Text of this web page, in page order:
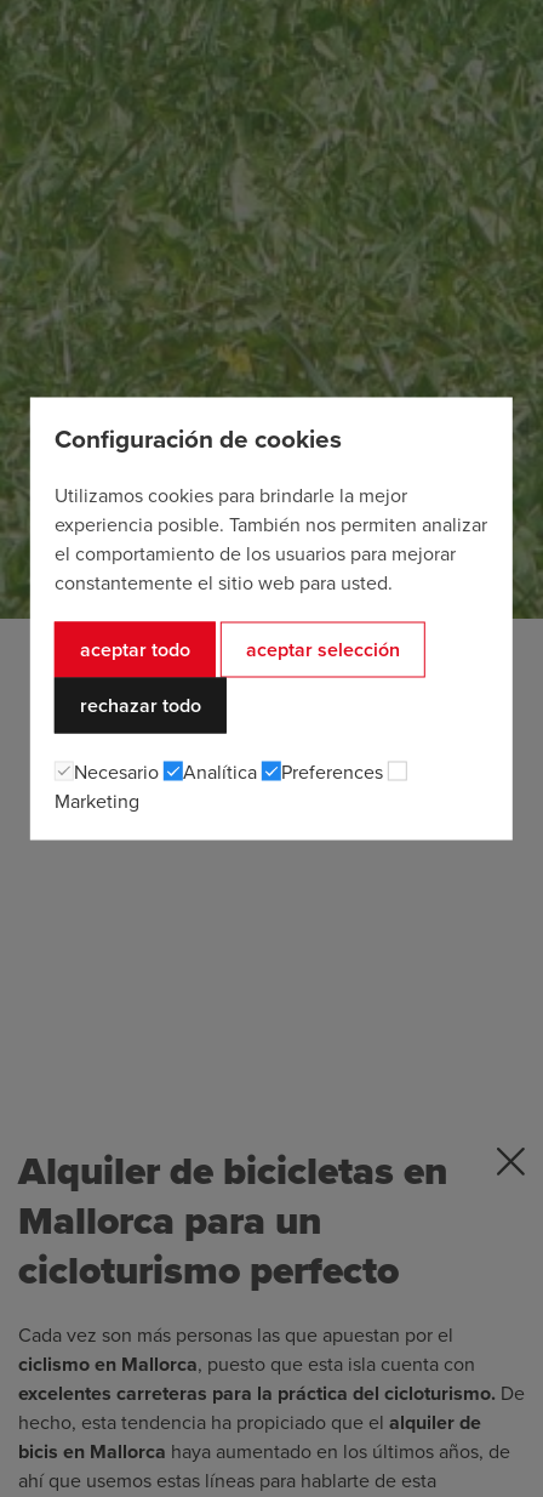
Alquiler de bicicletas en
Mallorca para un
cicloturismo perfecto
Cada vez son más personas las que apuestan por el
ciclismo en Mallorca, puesto que esta isla cuenta con
excelentes carreteras para la práctica del cicloturismo. De
hecho, esta tendencia ha propiciado que el alquiler de
bicis en Mallorca haya aumentado en los últimos años, de
ahí que usemos estas líneas para hablarte de esta
Configuración de cookies
Utilizamos cookies para brindarle la mejor
experiencia posible. También nos permiten analizar
el comportamiento de los usuarios para mejorar
constantemente el sitio web para usted.
aceptar todo aceptar selección
rechazar todo
Necesario Analítica
Preferences
Marketing